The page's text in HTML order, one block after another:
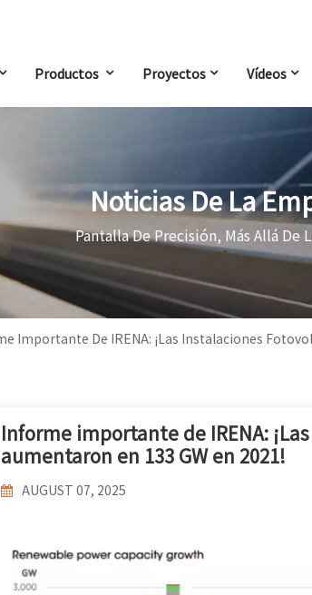
Productos Proyectos Vídeos
Noticias De La
Pantalla De Precisión, Más Allá De
Importante De IRENA: ¡Las Instalaciones
Informe importante de IRENA:
aumentaron en 133 GW en 2021!
AUGUST 07, 2025